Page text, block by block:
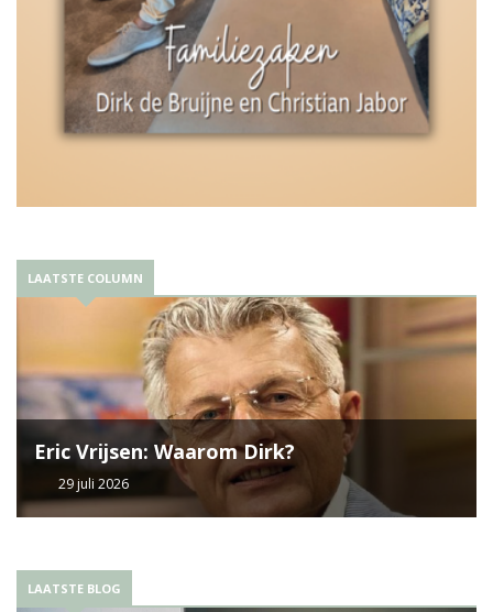
LAATSTE COLUMN
Eric Vrijsen: Waarom Dirk?
29 juli 2026
LAATSTE BLOG